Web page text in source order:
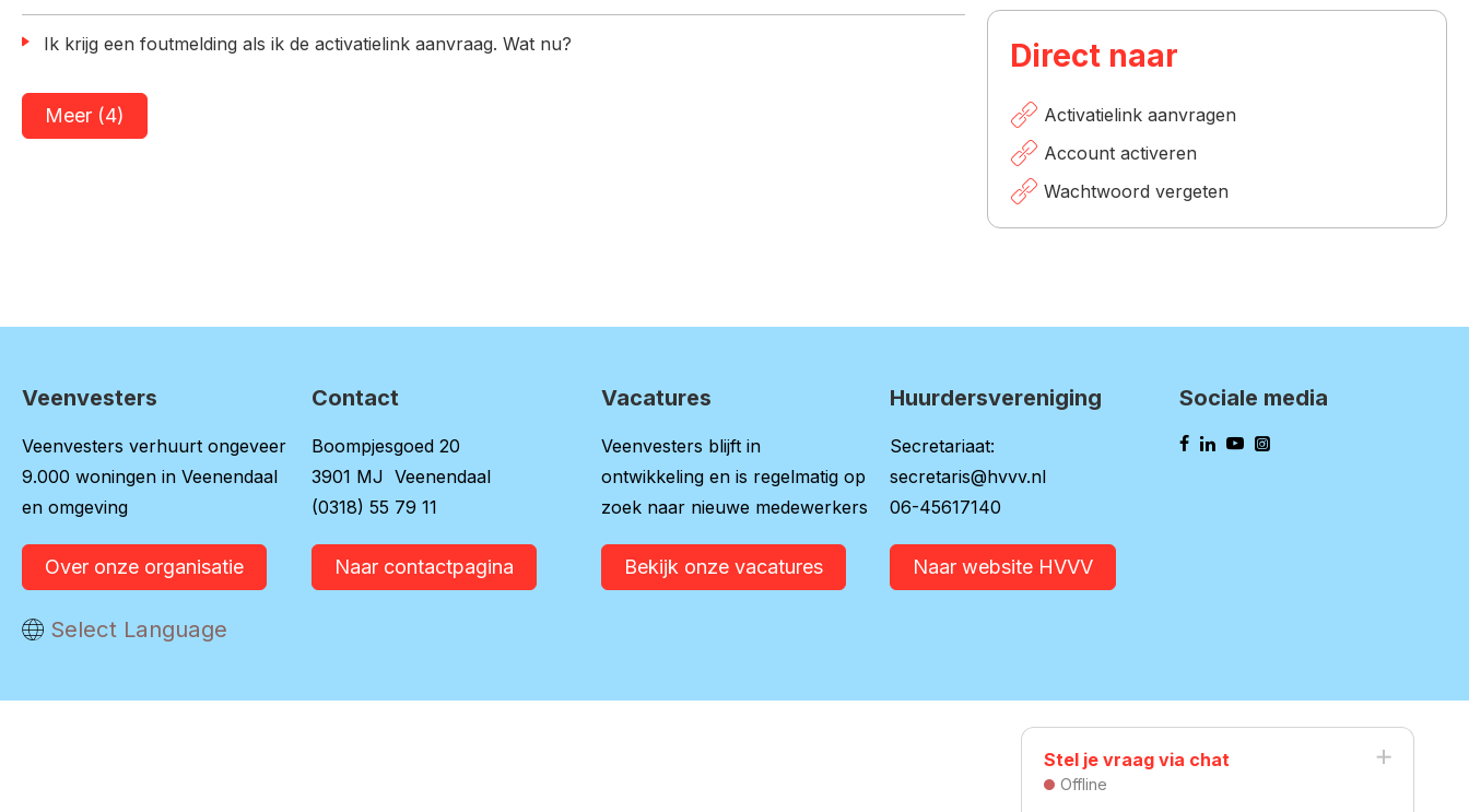
Ik krijg een foutmelding als ik de activatielink aanvraag. Wat nu?
Meer (4)
Direct naar
Activatielink aanvragen
Account activeren
Wachtwoord vergeten
Contactinformatie
Veenvesters
Veenvesters verhuurt ongeveer
9.000 woningen in Veenendaal
en omgeving
Over onze organisatie
Contact
Boompjesgoed 20
3901 MJ Veenendaal
(0318) 55 79 11
Naar contactpagina
Vacatures
Veenvesters blijft in
ontwikkeling en is regelmatig op
zoek naar nieuwe medewerkers
Bekijk onze vacatures
Huurdersvereniging
Secretariaat:
secretaris@hvvv.nl
06-45617140
Naar website HVVV
Sociale media
Vertaal deze pagina
Select Language
Stel je vraag via chat
Offline